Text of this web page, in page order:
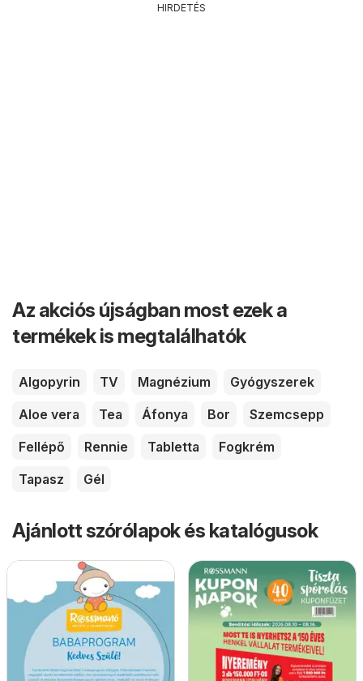
HIRDETÉS
Az akciós újságban most ezek a
termékek is megtalálhatók
Algopyrin TV Magnézium
Gyógyszerek
Aloe vera
Tea Áfonya Bor
Szemcsepp
Fellépő
Rennie Tabletta
Fogkrém
Tapasz
Gél
Ajánlott szórólapok és katalógusok